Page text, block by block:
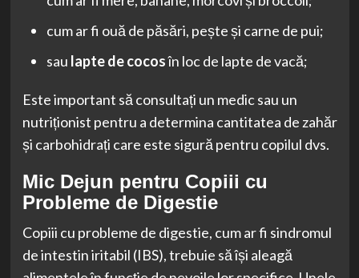
cum ar fi ouă de păsări, pește și carne de pui;
sau lapte de cocosîn loc de lapte de vacă;
Este important să consultați un medic sau un
nutriționist pentru a determina cantitatea de zahăr
și carbohidrați care este sigură pentru copilul dvs.
Mic Dejun pentru Copiii cu
Probleme de Digestie
Copiii cu probleme de digestie, cum ar fi sindromul
de intestin iritabil (IBS), trebuie să își aleagă